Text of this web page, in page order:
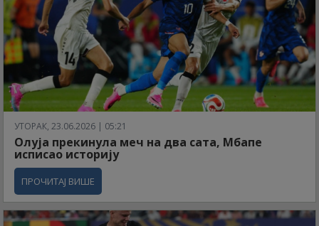
УТОРАК, 23.06.2026 | 05:21
Олуја прекинула меч на два сата, Мбапе
исписао историју
ПРОЧИТАЈ ВИШЕ